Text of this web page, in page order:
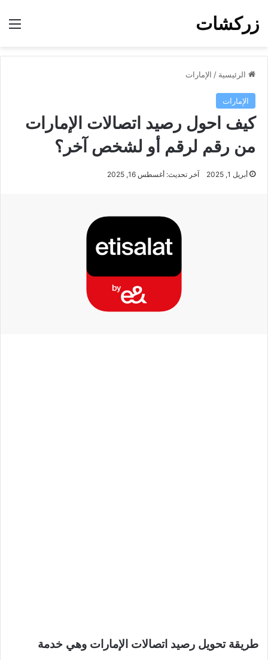
زركشات
الرئيسية / الإمارات
الإمارات
كيف احول رصيد اتصالات الإمارات
من رقم لرقم أو لشخص آخر؟
أبريل 1, 2025 آخر تحديث: أغسطس 16, 2025
طريقة تحويل رصيد اتصالات الإمارات وهي خدمة